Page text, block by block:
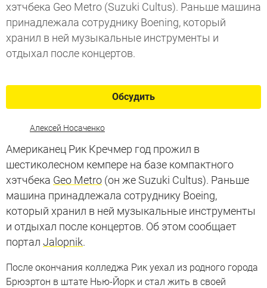
хэтчбека Geo Metro (Suzuki Cultus). Раньше машина
принадлежала сотруднику Boening, который
хранил в ней музыкальные инструменты и
отдыхал после концертов.
Обсудить
Алексей Носаченко
Американец Рик Кречмер год прожил в
шестиколесном кемпере на базе компактного
хэтчбека Geo Metro (он же Suzuki Cultus). Раньше
машина принадлежала сотруднику Boeing,
который хранил в ней музыкальные инструменты
и отдыхал после концертов. Об этом сообщает
портал Jalopnik.
После окончания колледжа Рик уехал из родного города
Брюэртон в штате Нью-Йорк и стал жить в своей